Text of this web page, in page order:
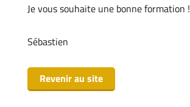
Je vous souhaite une bonne formation !
Sébastien
Revenir au site